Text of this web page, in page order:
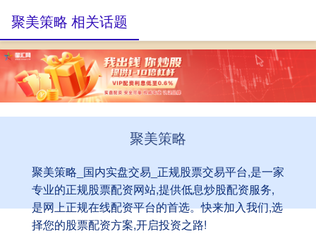
聚美策略
聚美策略_国内实盘交易_正规股票交易平台,是一家
专业的正规股票配资网站,提供低息炒股配资服务,
是网上正规在线配资平台的首选。快来加入我们,选
择您的股票配资方案,开启投资之路!
聚美策略 相关话题